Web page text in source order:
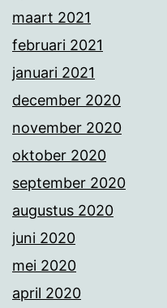
maart 2021
februari 2021
januari 2021
december 2020
november 2020
oktober 2020
september 2020
augustus 2020
juni 2020
mei 2020
april 2020